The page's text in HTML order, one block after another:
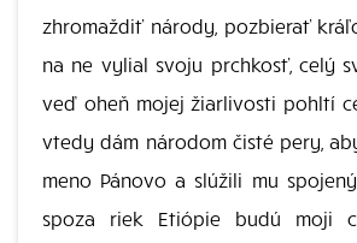
zhromaždiť národy, pozbierať
na ne vylial svoju prchkosť, celý
veď oheň mojej žiarlivosti pohltí
vtedy dám národom čisté pery,
meno Pánovo a slúžili mu
spoza riek Etiópie budú moji